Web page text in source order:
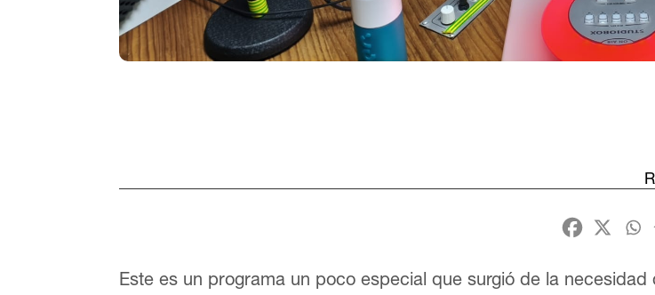
Este es un programa un poco especial que surgió de la necesidad